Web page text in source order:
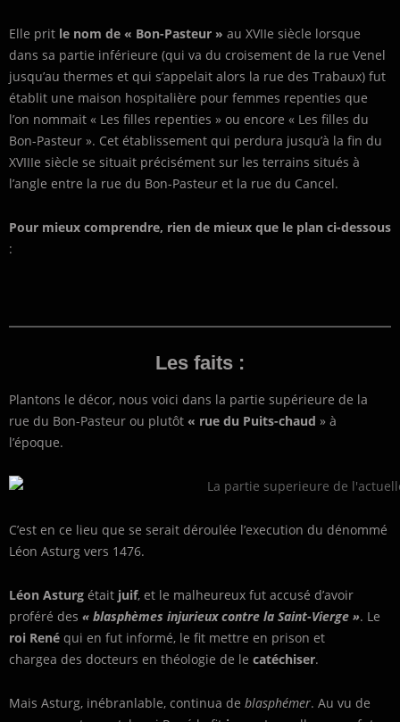
Elle prit le nom de « Bon-Pasteur » au XVIIe siècle lorsque
dans sa partie inférieure (qui va du croisement de la rue Venel
jusqu’au thermes et qui s’appelait alors la rue des Trabaux) fut
établit une maison hospitalière pour femmes repenties que
l’on nommait « Les filles repenties » ou encore « Les filles du
Bon-Pasteur ». Cet établissement qui perdura jusqu’à la fin du
XVIIIe siècle se situait précisément sur les terrains situés à
l’angle entre la rue du Bon-Pasteur et la rue du Cancel.
Pour mieux comprendre, rien de mieux que le plan ci-dessous
:
Les faits :
Plantons le décor, nous voici dans la partie supérieure de la
rue du Bon-Pasteur ou plutôt « rue du Puits-chaud » à
l’époque.
C’est en ce lieu que se serait déroulée l’execution du dénommé
Léon Asturg vers 1476.
Léon Asturg était juif, et le malheureux fut accusé d’avoir
proféré des « blasphèmes injurieux contre la Saint-Vierge ». Le
roi René qui en fut informé, le fit mettre en prison et
chargea des docteurs en théologie de le catéchiser.
Mais Asturg, inébranlable, continua de blasphémer. Au vu de